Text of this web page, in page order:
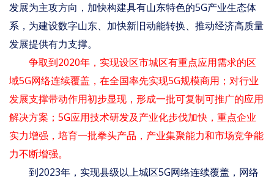
发展为主攻方向，加快构建具有山东特色的5G产业生态体
系，为建设数字山东、加快新旧动能转换、推动经济高质量
发展提供有力支撑。
争取到2020年，实现设区市城区有重点应用需求的区
域5G网络连续覆盖，在全国率先实现5G规模商用；对行业
发展支撑带动作用初步显现，形成一批可复制可推广的应用
解决方案；5G应用技术研发及产业化步伐加快，重点企业
实力增强，培育一批拳头产品，产业集聚能力和市场竞争能
力不断增强。
到2023年，实现县级以上城区5G网络连续覆盖，网络